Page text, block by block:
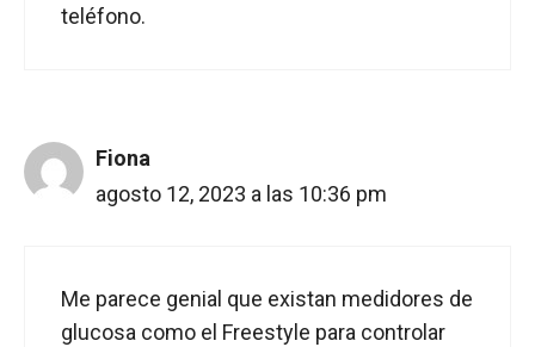
teléfono.
Fiona
agosto 12, 2023 a las 10:36 pm
Me parece genial que existan medidores de
glucosa como el Freestyle para controlar